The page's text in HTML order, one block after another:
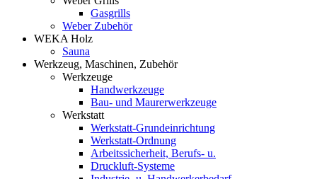
Gasgrills
Weber Zubehör
WEKA Holz
Sauna
Werkzeug, Maschinen, Zubehör
Werkzeuge
Handwerkzeuge
Bau- und Maurerwerkzeuge
Werkstatt
Werkstatt-Grundeinrichtung
Werkstatt-Ordnung
Arbeitssicherheit, Berufs- u.
Druckluft-Systeme